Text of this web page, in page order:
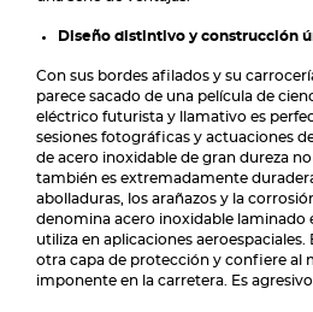
Diseño distintivo y construcción
Con sus bordes afilados y su
parece sacado de una película de
eléctrico futurista y llamativo es
sesiones fotográficas y actuaciones
de acero inoxidable de gran dureza
también es extremadamente
abolladuras, los arañazos y la
denomina acero inoxidable laminado
utiliza en aplicaciones
otra capa de protección y confiere al
imponente en la carretera. Es agresivo